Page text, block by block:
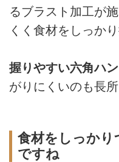
るブラスト加工が
くく食材をしっかり
握りやすい六角ハ
がりにくいのも長
食材をしっかり
ですね